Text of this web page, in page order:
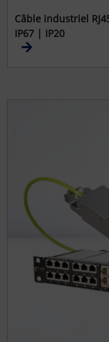
Câble industriel
IP67 | IP20